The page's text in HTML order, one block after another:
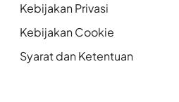
Kebijakan Privasi
Kebijakan Cookie
Syarat dan Ketentuan